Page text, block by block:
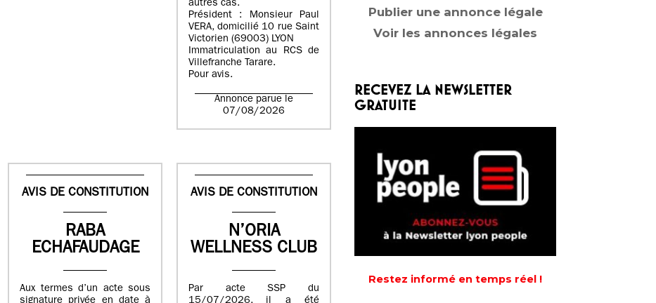
autres cas.
Président : Monsieur Paul
VERA, domicilié 10 rue Saint
Victorien (69003) LYON
Immatriculation au RCS de
Villefranche Tarare.
Pour avis.
Annonce parue le
07/08/2026
AVIS DE CONSTITUTION
RABA
ECHAFAUDAGE
Aux termes d’un acte sous
AVIS DE CONSTITUTION
N’ORIA
WELLNESS CLUB
Par acte SSP du
Publier une annonce légale
Voir les annonces légales
RECEVEZ LA NEWSLETTER
GRATUITE
Restez informé en temps réel !